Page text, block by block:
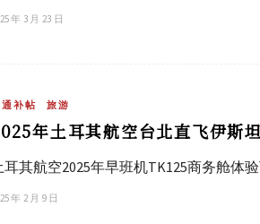
年 3 月 23 日
补帖 旅游
年土耳其航空台北直飞伊斯
耳其航空2025年早班机TK125商务舱体
年 2 月 9 日